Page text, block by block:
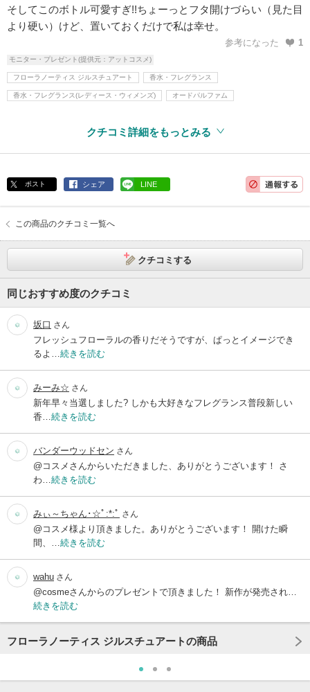
そしてこのボトル可愛すぎ!!ちょーっとフタ開けづらい（見た目
より硬い）けど、置いておくだけで私は幸せ。
参考になった 1
モニター・プレゼント(提供元：アットコスメ)
フローラノーティス ジルスチュアート 香水・フレグランス
香水・フレグランス(レディース・ウィメンズ) オードパルファム
クチコミ詳細をもっとみる
ポスト シェア LINE
この商品のクチコミ一覧へ
クチコミする
同じおすすめ度のクチコミ
坂口 さん
フレッシュフローラルの香りだそうですが、ぱっとイメージでき
るよ…続きを読む
みーみ☆ さん
新年早々当選しました? しかも大好きなフレグランス普段新しい
香…続きを読む
バンダーウッドセン さん
@コスメさんからいただきました、ありがとうございます！ さ
わ…続きを読む
みぃ～ちゃん･☆ﾟ:*:ﾟ さん
@コスメ様より頂きました。ありがとうございます！ 開けた瞬
間、…続きを読む
wahu さん
@cosmeさんからのプレゼントで頂きました！ 新作が発売され…
続きを読む
フローラノーティス ジルスチュアートの商品